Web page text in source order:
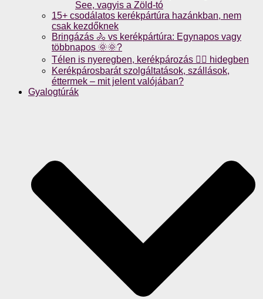
See, vagyis a Zöld-tó
15+ csodálatos kerékpártúra hazánkban, nem
csak kezdőknek
Bringázás 🚴 vs kerékpártúra: Egynapos vagy
többnapos 🌞🌞?
Télen is nyeregben, kerékpározás 🚴‍♀️ hidegben
Kerékpárosbarát szolgáltatások, szállások,
éttermek – mit jelent valójában?
Gyalogtúrák